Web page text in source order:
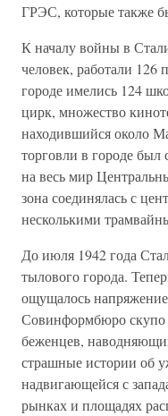
ГРЭС, которые также
К началу войны в
человек, работали
городе имелись 124
цирк, множество
находившийся около
торговли в городе
на весь мир
зона соединялась с
несколькими
До июля 1942 года
тылового города.
ощущалось
Совинформбюро скупо
беженцев,
страшные истории об
надвигающейся с
рынках и площадях